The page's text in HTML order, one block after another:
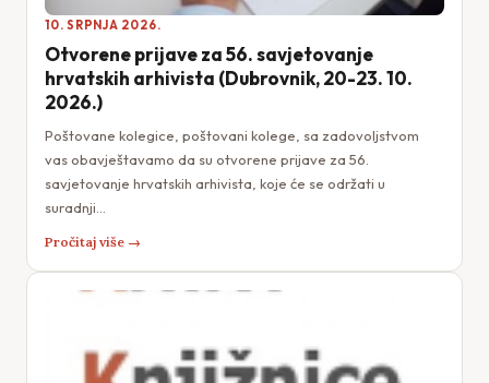
10. SRPNJA 2026.
Otvorene prijave za 56. savjetovanje
hrvatskih arhivista (Dubrovnik, 20-23. 10.
2026.)
Poštovane kolegice, poštovani kolege, sa zadovoljstvom
vas obavještavamo da su otvorene prijave za 56.
savjetovanje hrvatskih arhivista, koje će se održati u
suradnji…
Pročitaj više →